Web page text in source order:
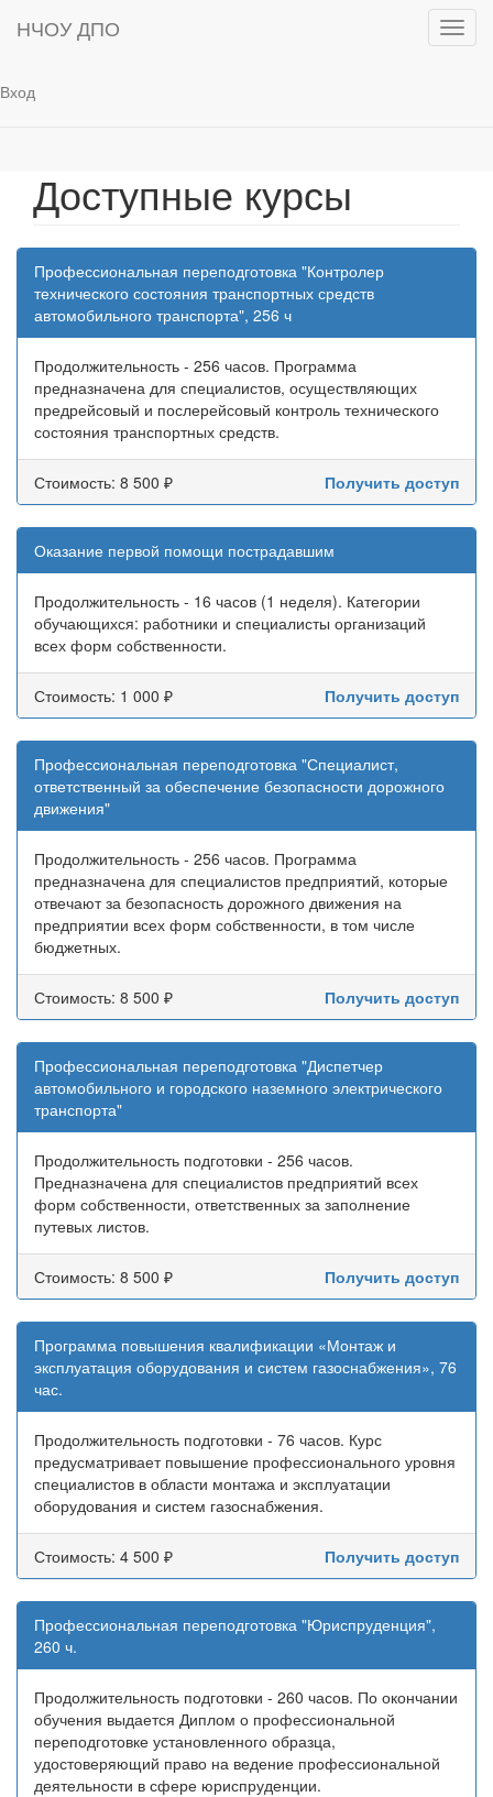
НЧОУ ДПО
Вход
Доступные курсы
Профессиональная переподготовка "Контролер
технического состояния транспортных средств
автомобильного транспорта", 256 ч
Продолжительность - 256 часов. Программа
предназначена для специалистов, осуществляющих
предрейсовый и послерейсовый контроль технического
состояния транспортных средств.
Стоимость: 8 500 ₽ Получить доступ
Оказание первой помощи пострадавшим
Продолжительность - 16 часов (1 неделя). Категории
обучающихся: работники и специалисты организаций
всех форм собственности.
Стоимость: 1 000 ₽ Получить доступ
Профессиональная переподготовка "Специалист,
ответственный за обеспечение безопасности дорожного
движения"
Продолжительность - 256 часов. Программа
предназначена для специалистов предприятий, которые
отвечают за безопасность дорожного движения на
предприятии всех форм собственности, в том числе
бюджетных.
Стоимость: 8 500 ₽ Получить доступ
Профессиональная переподготовка "Диспетчер
автомобильного и городского наземного электрического
транспорта"
Продолжительность подготовки - 256 часов.
Предназначена для специалистов предприятий всех
форм собственности, ответственных за заполнение
путевых листов.
Стоимость: 8 500 ₽ Получить доступ
Программа повышения квалификации «Монтаж и
эксплуатация оборудования и систем газоснабжения», 76
час.
Продолжительность подготовки - 76 часов. Курс
предусматривает повышение профессионального уровня
специалистов в области монтажа и эксплуатации
оборудования и систем газоснабжения.
Стоимость: 4 500 ₽ Получить доступ
Профессиональная переподготовка "Юриспруденция",
260 ч.
Продолжительность подготовки - 260 часов. По окончании
обучения выдается Диплом о профессиональной
переподготовке установленного образца,
удостоверяющий право на ведение профессиональной
деятельности в сфере юриспруденции.